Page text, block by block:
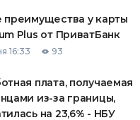
ВИНЬЕТКА
СОТРУДНИКОВ
ОТ
СЛУЧАЕВ
ПУТЕВОДИТЕЛИ ПО
преимущества у карты
Plus от ПриватБанк
16:33 93
плата, получаемая
из-за границы,
на 23,6% - НБУ